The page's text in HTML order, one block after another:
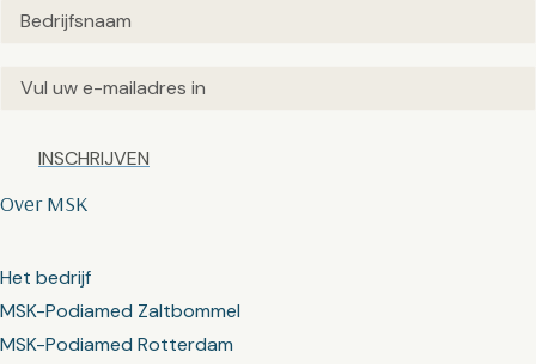
Over MSK
Het bedrijf
MSK-Podiamed Zaltbommel
MSK-Podiamed Rotterdam
Untitled(Vereist)
Email(Vereist)
Captcha